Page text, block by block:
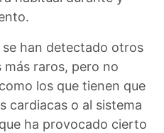
se han detectado otros
raros, pero no
los que tienen que
cardiacas o al sistema
ha provocado cierto